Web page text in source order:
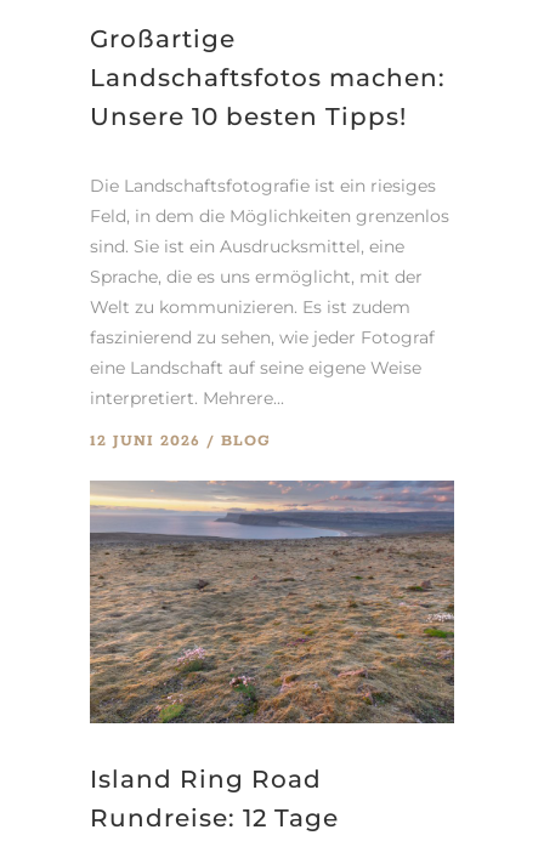
Großartige
Landschaftsfotos machen:
Unsere 10 besten Tipps!
Die Landschaftsfotografie ist ein riesiges
Feld, in dem die Möglichkeiten grenzenlos
sind. Sie ist ein Ausdrucksmittel, eine
Sprache, die es uns ermöglicht, mit der
Welt zu kommunizieren. Es ist zudem
faszinierend zu sehen, wie jeder Fotograf
eine Landschaft auf seine eigene Weise
interpretiert. Mehrere...
12 JUNI 2026 BLOG
Island Ring Road
Rundreise: 12 Tage